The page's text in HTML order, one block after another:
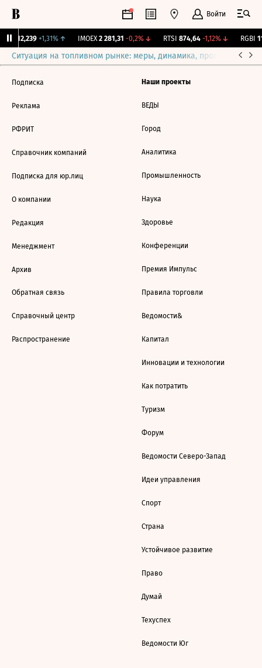
Войти
12,239 +1,31%↑ IMOEX 2 281,31 -0,2%↓ RTSI 874,64 -1,12%↓ RGBI
Ситуация на топливном рынке: меры, динамика, прогнозы
Подписка
Реклама
РФРИТ
Справочник компаний
Подписка для юр.лиц
О компании
Редакция
Менеджмент
Архив
Обратная связь
Справочный центр
Распространение
Наши проекты
ВЕДЫ
Город
Аналитика
Промышленность
Наука
Здоровье
Конференции
Премия Импульс
Правила торговли
Ведомости&
Капитал
Инновации и технологии
Как потратить
Туризм
Форум
Ведомости Северо-Запад
Идеи управления
Спорт
Страна
Устойчивое развитие
Право
Думай
Техуспех
Ведомости Юг